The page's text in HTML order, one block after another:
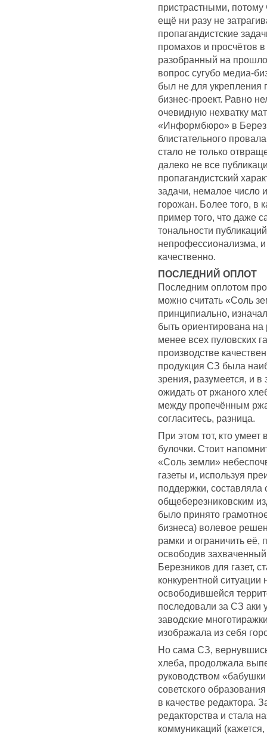
пристрастными,
ещё ни разу не
пропагандистские
промахов и просчётов
разобранный на
вопрос сугубо медиа-
был не для укрепления
бизнес-проект. Равно
очевидную нехватку
«Информбюро» в
блистательного
стало не только
далеко не все
пропагандистский
задачи, немалое число
горожан. Более того,
пример того, что даже
тональности
непрофессионализма,
качественно.
ПОСЛЕДНИЙ ОПЛОТ
Последним оплотом
можно считать «Соль
принципиально,
быть ориентирована на
менее всех пуловских
производстве
продукция СЗ была
зрения, разумеется, и в
ожидать от ржаного
между пропечённым
согласитесь, разница.
При этом тот, кто
булочки. Стоит
«Соль земли»
газеты и, используя
поддержки, составляла
общеберезниковским
было принято
бизнеса) волевое
рамки и ограничить её,
освободив
Березников для газет,
конкурентной ситуации
освободившейся
последовали за СЗ аки
заводские
изображала из себя
Но сама СЗ,
хлеба, продолжала
руководством
советского
в качестве редактора.
редакторства и стала
коммуникаций (кажется,